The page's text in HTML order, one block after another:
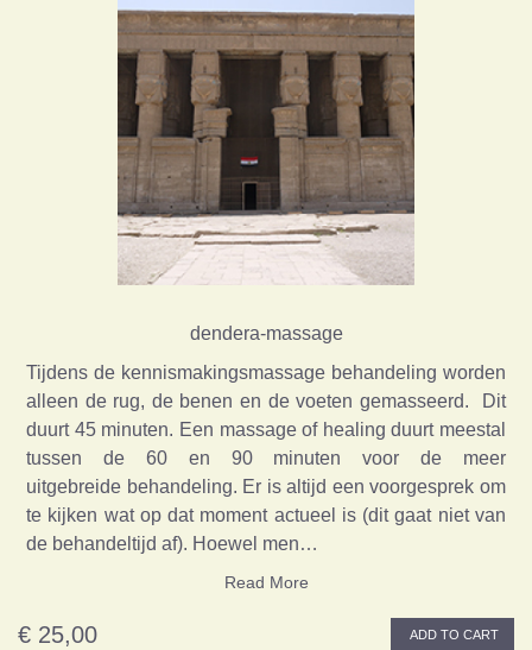
dendera-massage
Tijdens de kennismakingsmassage behandeling worden
alleen de rug, de benen en de voeten gemasseerd. Dit
duurt 45 minuten. Een massage of healing duurt meestal
tussen de 60 en 90 minuten voor de meer
uitgebreide behandeling. Er is altijd een voorgesprek om
te kijken wat op dat moment actueel is (dit gaat niet van
de behandeltijd af). Hoewel men…
Read More
€ 25,00 ADD TO CART